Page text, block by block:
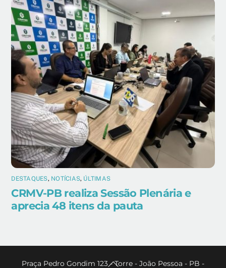
DESTAQUES, NOTÍCIAS, ÚLTIMAS
CRMV-PB realiza Sessão Plenária e
aprecia 48 itens da pauta
Back
Praça Pedro Gondim 123 - Torre - João Pessoa - PB -